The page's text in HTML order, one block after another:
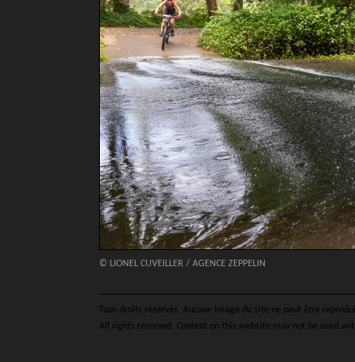
© LIONEL CUVEILLER / AGENCE ZEPPELIN
Tous droits réservés. Aucune image du site ne peut être
All rights reserved. Content on this website may not be used